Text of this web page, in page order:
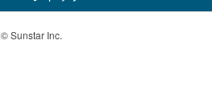
© Sunstar Inc.